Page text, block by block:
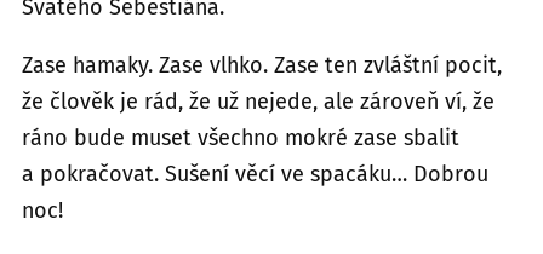
Svatého Šebestiána.
Zase hamaky. Zase vlhko. Zase ten zvláštní pocit,
že člověk je rád, že už nejede, ale zároveň ví, že
ráno bude muset všechno mokré zase sbalit
a pokračovat. Sušení věcí ve spacáku… Dobrou
noc!